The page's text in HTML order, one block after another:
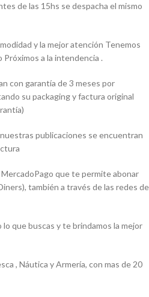
de las 15hs se despacha el mismo
y la mejor atención Tenemos
a la intendencia .
con garantía de 3 meses por
su packaging y factura original
publicaciones se encuentran
que te permite abonar
también a través de las redes de
que buscas y te brindamos la mejor
, Náutica y Armería, con mas de 20